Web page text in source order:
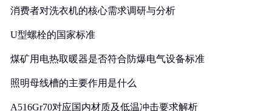
消费者对洗衣机的核心需求调研与分析
U型螺栓的国家标准
煤矿用电热取暖器是否符合防爆电气设备标准
照明母线槽的主要作用是什么
A516Gr70对应国内材质及低温冲击要求解析